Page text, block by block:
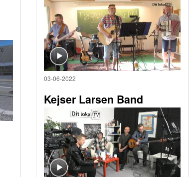
03-06-2022
Kejser Larsen Band